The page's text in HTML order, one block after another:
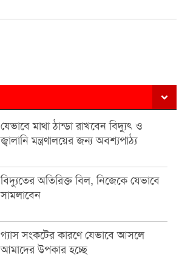
যেভাবে মাথা ঠান্ডা রাখবেন বিদ্যুৎ ও
জ্বালানি মন্ত্রণালয়ের জন্য অবশ্যপাঠ্য
বিদ্যুতের অতিরিক্ত বিল, নিজেকে যেভাবে
সামলাবেন
গ্যাস সংকটের কারণে যেভাবে আসলে
আমাদের উপকার হচ্ছে